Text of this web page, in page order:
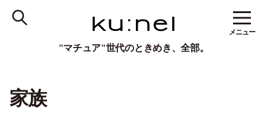
"マチュア"世代のときめき、全部。
メニュー
家族